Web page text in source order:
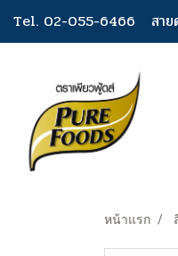
Tel. 02-055-6466 สา
หน้าแรก